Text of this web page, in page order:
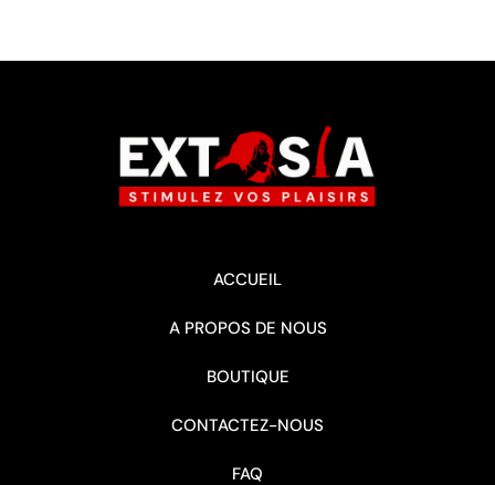
ACCUEIL
A PROPOS DE NOUS
BOUTIQUE
CONTACTEZ-NOUS
FAQ